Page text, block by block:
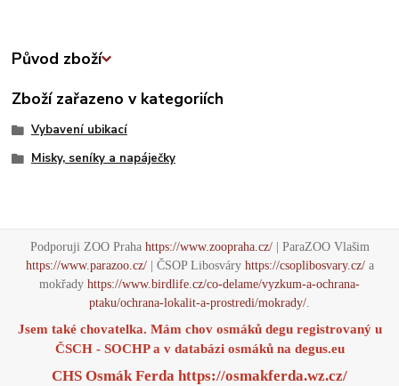
Původ zboží
Zboží zařazeno v kategoriích
Vybavení ubikací
Misky, seníky a napáječky
Podporuji ZOO Praha https://www.zoopraha.cz/| ParaZOO Vlašim
https://www.parazoo.cz/| ČSOP Libosváry https://csoplibosvary.cz/a
mokřady https://www.birdlife.cz/co-delame/vyzkum-a-ochrana-
ptaku/ochrana-lokalit-a-prostredi/mokrady/
Jsem také chovatelka. Mám chov osmáků degu registrovaný u
ČSCH - SOCHP a v databázi osmáků na degus.eu
CHS Osmák Ferda https://osmakferda.wz.cz/